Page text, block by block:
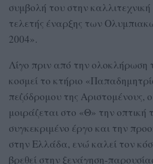
συμβολή του στην
τελετής έναρξης των
2004».
Λίγο πριν από την ολοκλήρωση
κοσμεί το κτήριο
πεζόδρομου της Αριστομένους,
μοιράζεται στο «Θ» την οπτική
συγκεκριμένο έργο και την
στην Ελλάδα, ενώ καλεί τον
βρεθεί στην ξενάγηση-